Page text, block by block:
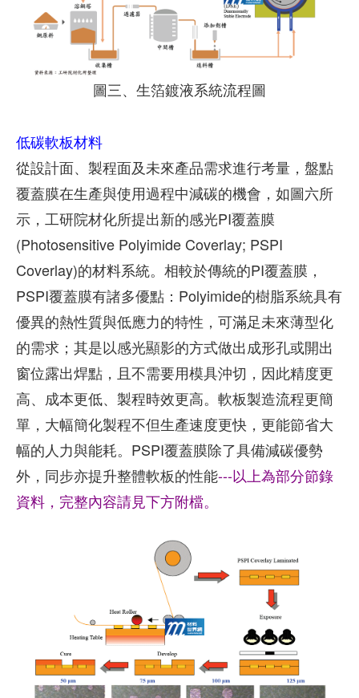
圖三、生箔鍍液系統流程圖
低碳軟板材料
從設計面、製程面及未來產品需求進行考量，盤點
覆蓋膜在生產與使用過程中減碳的機會，如圖六所
示，工研院材化所提出新的感光PI覆蓋膜
(Photosensitive Polyimide Coverlay; PSPI
Coverlay)的材料系統。相較於傳統的PI覆蓋膜，
PSPI覆蓋膜有諸多優點：Polyimide的樹脂系統具有
優異的熱性質與低應力的特性，可滿足未來薄型化
的需求；其是以感光顯影的方式做出成形孔或開出
窗位露出焊點，且不需要用模具沖切，因此精度更
高、成本更低、製程時效更高。軟板製造流程更簡
單，大幅簡化製程不但生產速度更快，更能節省大
幅的人力與能耗。PSPI覆蓋膜除了具備減碳優勢
外，同步亦提升整體軟板的性能---以上為部分節錄
資料，完整內容請見下方附檔。